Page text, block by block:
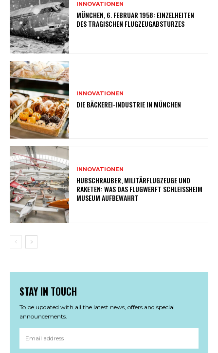
INNOVATIONEN
MÜNCHEN, 6. FEBRUAR 1958: EINZELHEITEN
DES TRAGISCHEN FLUGZEUGABSTURZES
INNOVATIONEN
DIE BÄCKEREI-INDUSTRIE IN MÜNCHEN
INNOVATIONEN
HUBSCHRAUBER, MILITÄRFLUGZEUGE UND
RAKETEN: WAS DAS FLUGWERFT SCHLEISSHEIM M
USEUM AUFBEWAHRT
STAY IN TOUCH
To be updated with all the latest news, offers and special
announcements.